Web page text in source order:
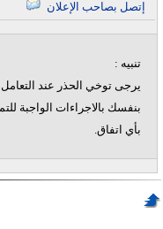
تنبيه :
يرجى توخي الحذر عند
بنفسك بالاجراءات الواجبة
بأي اتفاق.